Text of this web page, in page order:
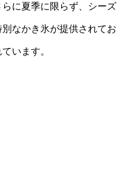
に夏季に限らず、シーズ
なかき氷が提供されてお
います。